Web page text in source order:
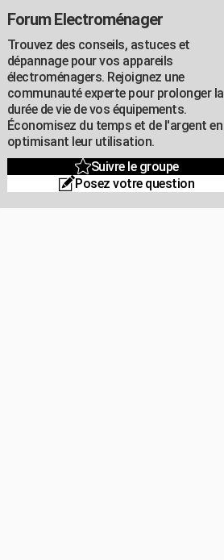
Forum Electroménager
Trouvez des conseils, astuces et
dépannage pour vos appareils
électroménagers. Rejoignez une
communauté experte pour prolonger la
durée de vie de vos équipements.
Économisez du temps et de l'argent en
optimisant leur utilisation.
Suivre le groupe
Posez votre question